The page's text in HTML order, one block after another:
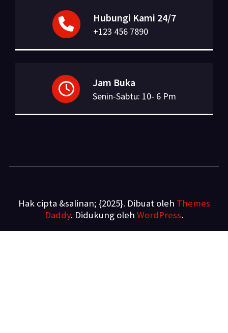
Hubungi Kami 24/7
+123 456 7890
Jam Buka
Senin-Sabtu: 10- 6 Pm
Hak cipta &salinan; {2025}. Dibuat oleh Themes
Daddy. Didukung oleh WordPress.